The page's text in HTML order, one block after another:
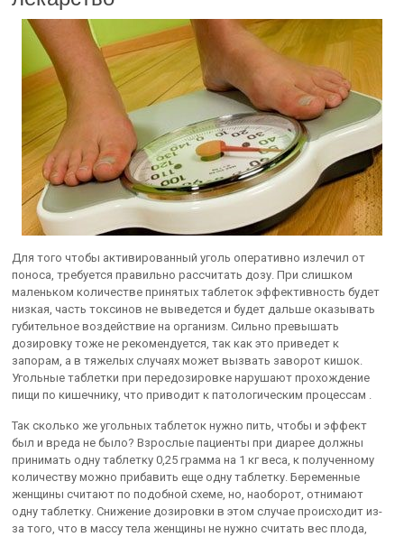
Для того чтобы активированный уголь оперативно излечил от
поноса, требуется правильно рассчитать дозу. При слишком
маленьком количестве принятых таблеток эффективность будет
низкая, часть токсинов не выведется и будет дальше оказывать
губительное воздействие на организм. Сильно превышать
дозировку тоже не рекомендуется, так как это приведет к
запорам, а в тяжелых случаях может вызвать заворот кишок.
Угольные таблетки при передозировке нарушают прохождение
пищи по кишечнику, что приводит к патологическим процессам .
Так сколько же угольных таблеток нужно пить, чтобы и эффект
был и вреда не было? Взрослые пациенты при диарее должны
принимать одну таблетку 0,25 грамма на 1 кг веса, к полученному
количеству можно прибавить еще одну таблетку. Беременные
женщины считают по подобной схеме, но, наоборот, отнимают
одну таблетку. Снижение дозировки в этом случае происходит из-
за того, что в массу тела женщины не нужно считать вес плода,